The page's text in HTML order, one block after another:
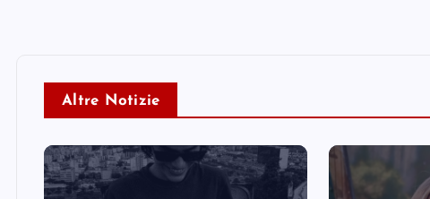
Altre Notizie